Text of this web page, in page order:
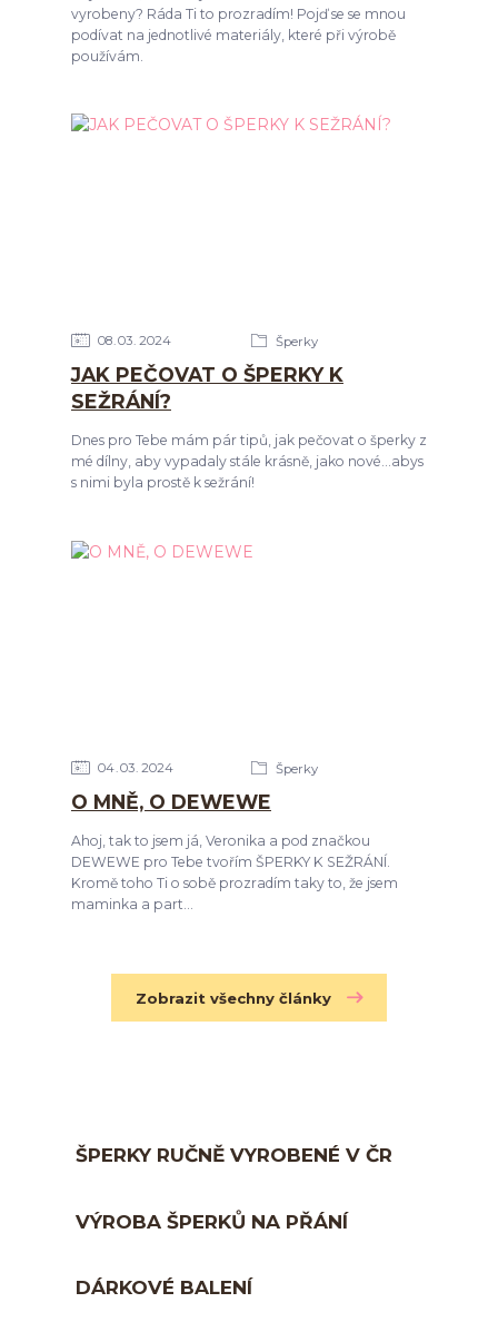
vyrobeny? Ráda Ti to prozradím! Pojď se se mnou
podívat na jednotlivé materiály, které při výrobě
používám.
08 03 2024 Šperky
JAK PEČOVAT O ŠPERKY K
SEŽRÁNÍ?
Dnes pro Tebe mám pár tipů, jak pečovat o šperky z
mé dílny, aby vypadaly stále krásně, jako nové...abys
s nimi byla prostě k sežrání!
04 03 2024 Šperky
O MNĚ, O DEWEWE
Ahoj, tak to jsem já, Veronika a pod značkou
DEWEWE pro Tebe tvořím ŠPERKY K SEŽRÁNÍ.
Kromě toho Ti o sobě prozradím taky to, že jsem
maminka a part...
Zobrazit všechny články
ŠPERKY RUČNĚ VYROBENÉ V ČR
VÝROBA ŠPERKŮ NA PŘÁNÍ
DÁRKOVÉ BALENÍ